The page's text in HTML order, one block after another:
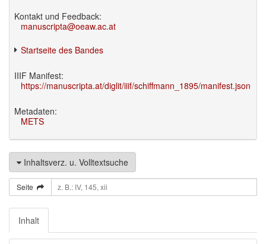
Kontakt und Feedback:
manuscripta@oeaw.ac.at
Startseite des Bandes
IIIF Manifest:
https://manuscripta.at/diglit/iiif/schiffmann_1895/manifest.json
Metadaten:
METS
Inhaltsverz. u. Volltextsuche
Seite
Inhalt